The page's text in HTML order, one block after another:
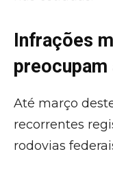
Infrações
Até março
recorrentes
rodovias